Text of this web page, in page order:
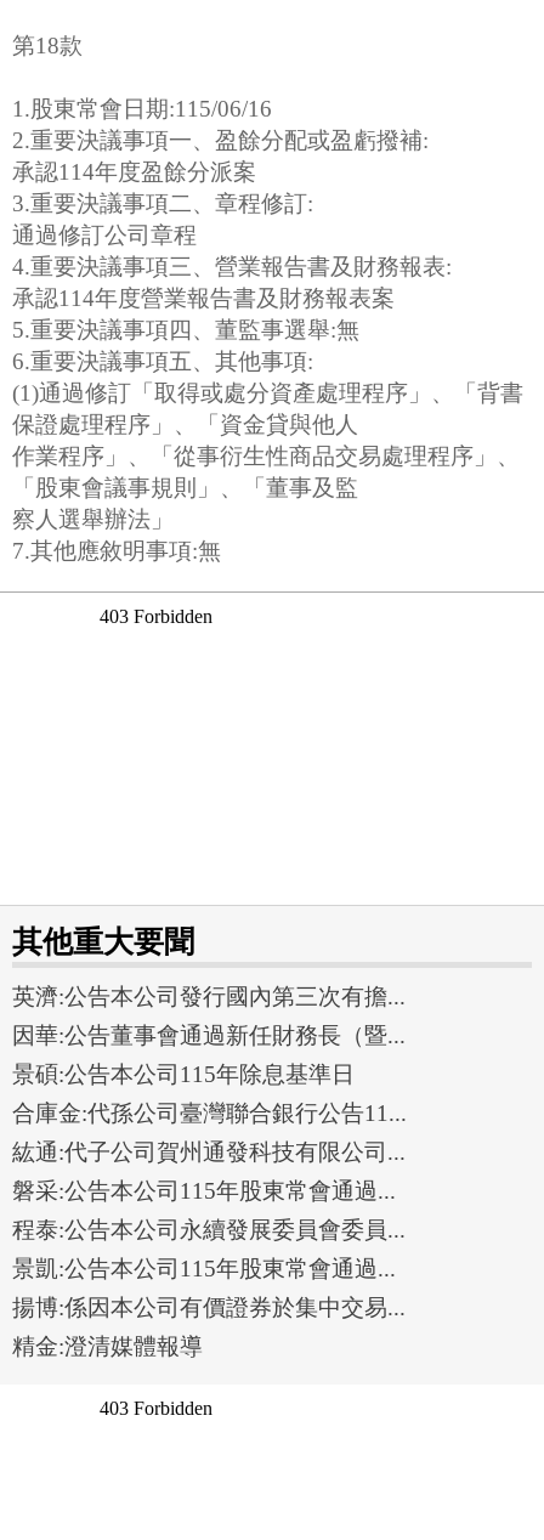
第18款
1.股東常會日期:115/06/16
2.重要決議事項一、盈餘分配或盈虧撥補:
承認114年度盈餘分派案
3.重要決議事項二、章程修訂:
通過修訂公司章程
4.重要決議事項三、營業報告書及財務報表:
承認114年度營業報告書及財務報表案
5.重要決議事項四、董監事選舉:無
6.重要決議事項五、其他事項:
(1)通過修訂「取得或處分資產處理程序」、「背書
保證處理程序」、「資金貸與他人
作業程序」、「從事衍生性商品交易處理程序」、
「股東會議事規則」、「董事及監
察人選舉辦法」
7.其他應敘明事項:無
其他重大要聞
英濟:公告本公司發行國內第三次有擔...
因華:公告董事會通過新任財務長（暨...
景碩:公告本公司115年除息基準日
合庫金:代孫公司臺灣聯合銀行公告11...
紘通:代子公司賀州通發科技有限公司...
磐采:公告本公司115年股東常會通過...
程泰:公告本公司永續發展委員會委員...
景凱:公告本公司115年股東常會通過...
揚博:係因本公司有價證券於集中交易...
精金:澄清媒體報導